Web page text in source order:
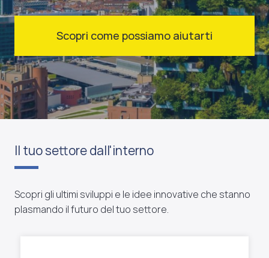
Scopri come possiamo aiutarti
Il tuo settore dall'interno
Scopri gli ultimi sviluppi e le idee innovative che stanno
plasmando il futuro del tuo settore.